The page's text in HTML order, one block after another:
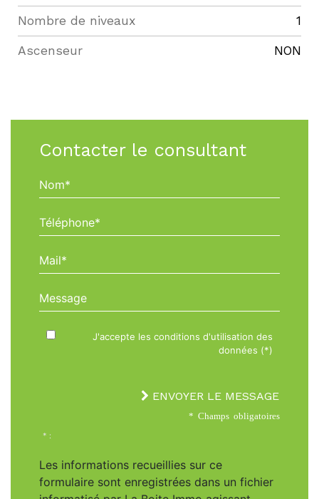
Nombre de niveaux 1
Ascenseur NON
Contacter le consultant
Nom*
Téléphone*
Mail*
Message
J'accepte les conditions d'utilisation des
données (*)
ENVOYER LE MESSAGE
* Champs obligatoires
* :
Les informations recueillies sur ce
formulaire sont enregistrées dans un fichier